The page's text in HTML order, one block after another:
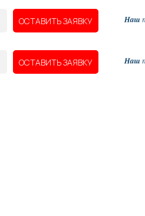
ОСТАВИТЬ ЗАЯВКУ
ОСТАВИТЬ ЗАЯВКУ